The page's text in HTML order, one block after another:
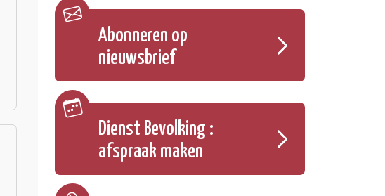
Abonneren op
nieuwsbrief
Dienst Bevolking :
afspraak maken